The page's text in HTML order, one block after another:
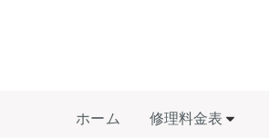
ホーム 修理料金表